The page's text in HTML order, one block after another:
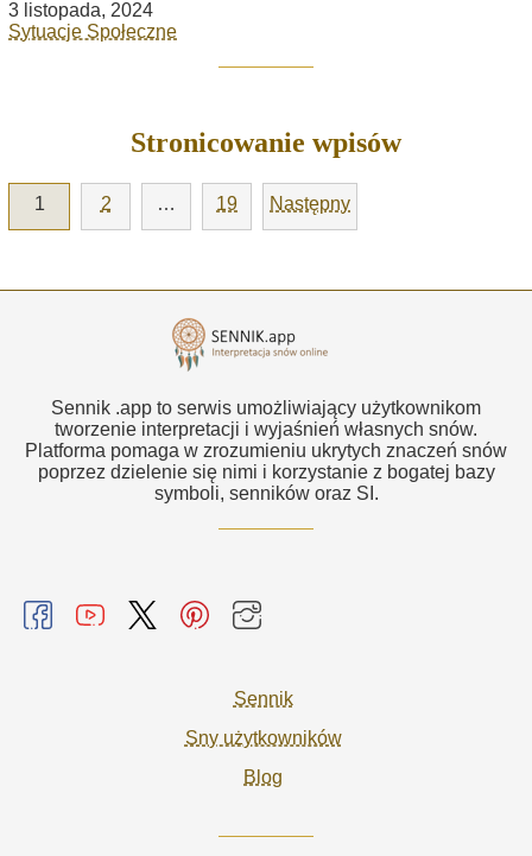
3 listopada, 2024
Sytuacje Społeczne
Stronicowanie wpisów
1 2 … 19 Następny
Sennik .app to serwis umożliwiający użytkownikom
tworzenie interpretacji i wyjaśnień własnych snów.
Platforma pomaga w zrozumieniu ukrytych znaczeń snów
poprzez dzielenie się nimi i korzystanie z bogatej bazy
symboli, senników oraz SI.
Sennik
Sny użytkowników
Blog